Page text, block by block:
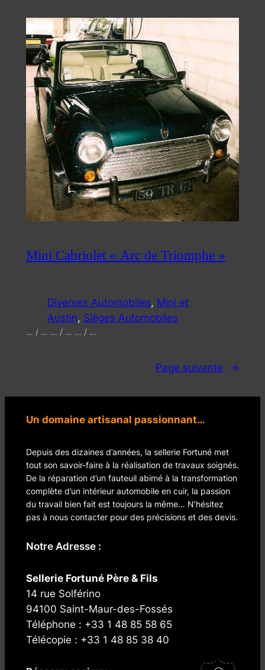
Mini Cabriolet « Arc de Triomphe »
Diverses Automobiles, Mini et
Austin, Sièges Automobiles
… / … … / … … / …
Page suivante →
Un domaine artisanal passionnant…
Depuis des dizaines d’années, la sellerie Fortuné met
tout son savoir-faire à la réalisation de travaux soignés.
De la réparation d’un fauteuil abimé à la transformation
complète d’un intérieur automobile en cuir, la passion
du travail bien fait est toujours la même… N’hésitez
pas à nous contacter pour des précisions et des devis.
Notre Adresse :
Sellerie Fortuné Père & Fils
14 rue Solférino
94100 Saint-Maur-des-Fossés
Téléphone : +33 1 48 85 58 65
Télécopie : +33 1 48 85 38 40